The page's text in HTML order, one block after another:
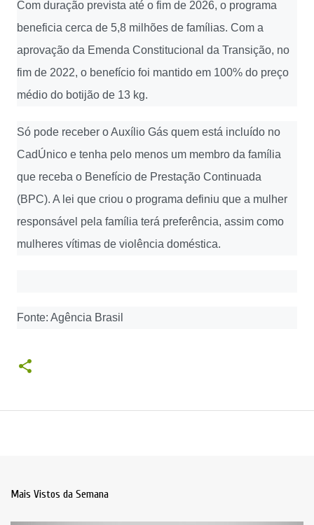
Com duração prevista até o fim de 2026, o programa
beneficia cerca de 5,8 milhões de famílias. Com a
aprovação da Emenda Constitucional da Transição, no
fim de 2022, o benefício foi mantido em 100% do preço
médio do botijão de 13 kg.
Só pode receber o Auxílio Gás quem está incluído no
CadÚnico e tenha pelo menos um membro da família
que receba o Benefício de Prestação Continuada
(BPC). A lei que criou o programa definiu que a mulher
responsável pela família terá preferência, assim como
mulheres vítimas de violência doméstica.
Fonte: Agência Brasil
Mais Vistos da Semana